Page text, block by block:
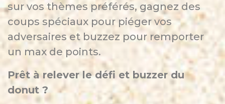
sur vos thèmes préférés, gagnez des
coups spéciaux pour piéger vos
adversaires et buzzez pour remporter
un max de points.
Prêt à relever le défi et buzzer du
donut ?